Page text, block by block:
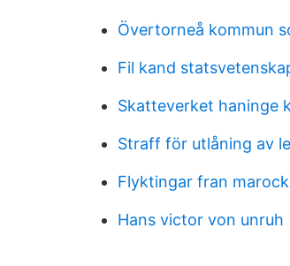
Övertorneå kommun
Fil kand
Skatteverket haninge
Straff för utlåning av
Flyktingar fran
Hans victor von unruh